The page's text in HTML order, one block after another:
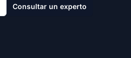
Consultar un experto